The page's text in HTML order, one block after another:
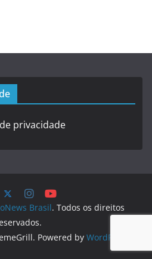
privacidade
Brasil. Todos os direitos
Powered by WordPress